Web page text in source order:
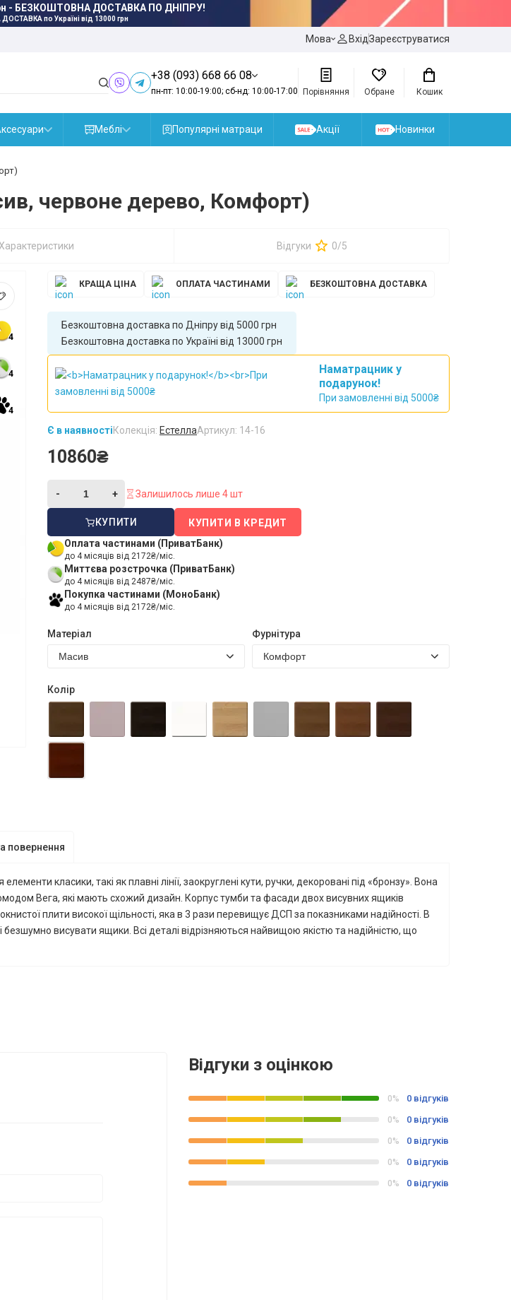
- БЕЗКОШТОВНА ДОСТАВКА ПО ДНІПРУ!
ДОСТАВКАпо Україні від 13000 грн
Мова ВхідЗареєструватися
+38 (093) 668 66 08
пн-пт: 10:00-19:00; сб-нд: 10:00-17:00 Порівняння Обране Кошик
Меблі Популярні матраци Акції Новинки
червоне дерево, Комфорт)
Характеристики Відгуки 0/5
4
4
4
КРАЩА ЦІНА ОПЛАТА ЧАСТИНАМИ БЕЗКОШТОВНА ДОСТАВКА
Безкоштовна доставка по Дніпру від 5000 грн
Безкоштовна доставка по Україні від 13000 грн
Наматрацник у
подарунок!
При замовленні від 5000₴
Є в наявностіКолекція: ЕстеллаАртикул: 14-16
10860₴
Залишилось лише 4 шт
КУПИТИ
Оплата частинами (ПриватБанк)
до 4 місяців від 2172₴/міс.
Миттєва розстрочка (ПриватБанк)
до 4 місяців від 2487₴/міс.
Покупка частинами (МоноБанк)
до 4 місяців від 2172₴/міс.
КУПИТИ В КРЕДИТ
Матеріал Фурнітура
Колір
повернення
класики, такі як плавні лінії, заокруглені кути, ручки, декоровані під «бронзу». Вона
Вега, які мають схожий дизайн. Корпус тумби та фасади двох висувних ящиків
плити високої щільності, яка в 3 рази перевищує ДСП за показниками надійності. В
висувати ящики. Всі деталі відрізняються найвищою якістю та надійністю, що
Відгуки з оцінкою
0% 0 відгуків
0% 0 відгуків
0% 0 відгуків
0% 0 відгуків
0% 0 відгуків